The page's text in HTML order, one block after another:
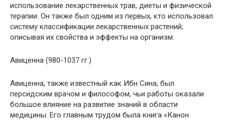
использование лекарственных трав, диеты и физической
терапии. Он также был одним из первых, кто использовал
систему классификации лекарственных растений,
описывая их свойства и эффекты на организм.
Авиценна (980-1037 гг.)
Авиценна, также известный как Ибн Сина, был
персидским врачом и философом, чьи работы оказали
большое влияние на развитие знаний в области
медицины. Его главным трудом была книга «Канон